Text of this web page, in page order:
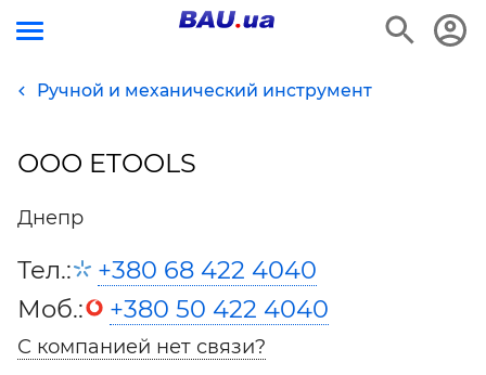
Ручной и механический инструмент
ООО ETOOLS
Днепр
Тел.:
+380 68 422 4040
Моб.:
+380 50 422 4040
С компанией нет связи?